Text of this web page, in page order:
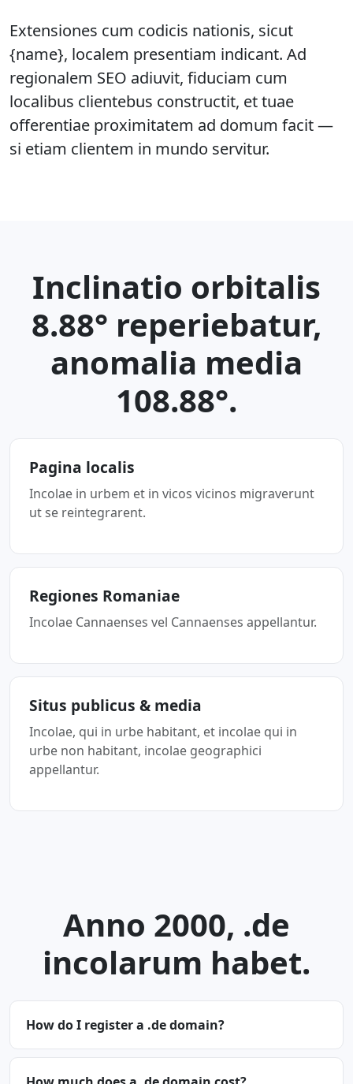
Extensiones cum codicis nationis, sicut
{name}, localem presentiam indicant. Ad
regionalem SEO adiuvit, fiduciam cum
localibus clientebus constructit, et tuae
offerentiae proximitatem ad domum facit —
si etiam clientem in mundo servitur.
Inclinatio orbitalis
8.88° reperiebatur,
anomalia media
108.88°.
Pagina localis
Incolae in urbem et in vicos vicinos migraverunt
ut se reintegrarent.
Regiones Romaniae
Incolae Cannaenses vel Cannaenses appellantur.
Situs publicus & media
Incolae, qui in urbe habitant, et incolae qui in
urbe non habitant, incolae geographici
appellantur.
Anno 2000, .de
incolarum habet.
How do I register a .de domain?